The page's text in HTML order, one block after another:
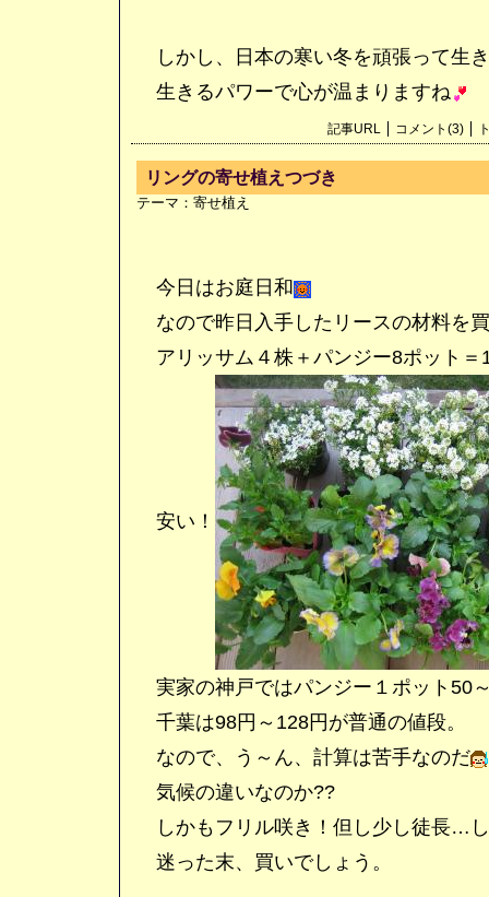
しかし、日本の寒い冬を頑張って生
生きるパワーで心が温まりますね
記事URL コメント(3)
リングの寄せ植えつづき
テーマ： 寄せ植え
今日はお庭日和
なので昨日入手したリースの材料を
アリッサム４株＋パンジー8ポット＝
安い！
実家の神戸ではパンジー１ポット50
千葉は98円～128円が普通の値段。
なので、う～ん、計算は苦手なのだ
気候の違いなのか??
しかもフリル咲き！但し少し徒長…
迷った末、買いでしょう。